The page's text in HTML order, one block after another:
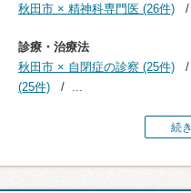
秋田市 × 精神科専門医 (26件)
診療・治療法
秋田市 × 自閉症の診察 (25件)
(25件)
続